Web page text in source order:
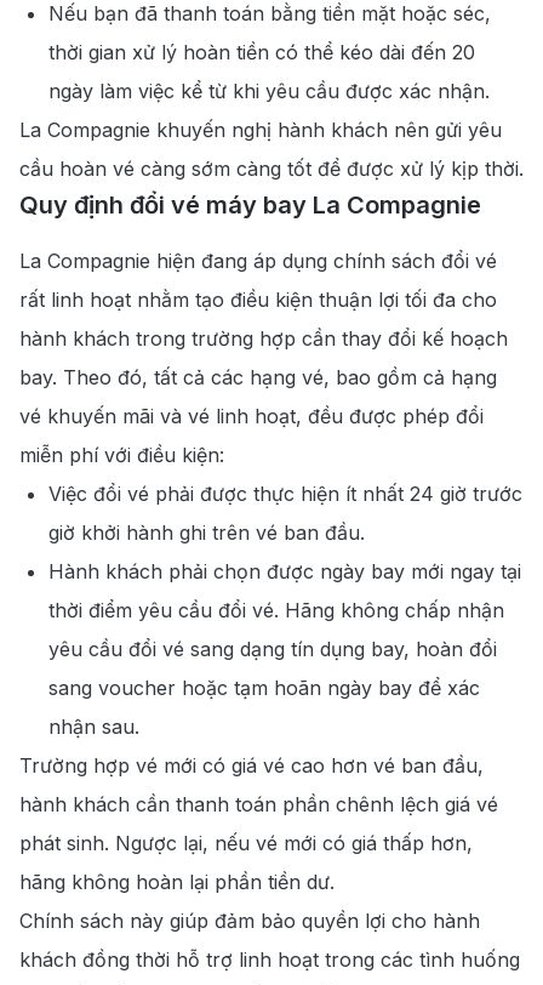
Nếu bạn đã thanh toán bằng tiền mặt hoặc séc,
thời gian xử lý hoàn tiền có thể kéo dài đến 20
ngày làm việc kể từ khi yêu cầu được xác nhận.
La Compagnie khuyến nghị hành khách nên gửi yêu
cầu hoàn vé càng sớm càng tốt để được xử lý kịp thời.
Quy định đổi vé máy bay La Compagnie
La Compagnie hiện đang áp dụng chính sách đổi vé
rất linh hoạt nhằm tạo điều kiện thuận lợi tối đa cho
hành khách trong trường hợp cần thay đổi kế hoạch
bay. Theo đó, tất cả các hạng vé, bao gồm cả hạng
vé khuyến mãi và vé linh hoạt, đều được phép đổi
miễn phí với điều kiện:
Việc đổi vé phải được thực hiện ít nhất 24 giờ trước
giờ khởi hành ghi trên vé ban đầu.
Hành khách phải chọn được ngày bay mới ngay tại
thời điểm yêu cầu đổi vé. Hãng không chấp nhận
yêu cầu đổi vé sang dạng tín dụng bay, hoàn đổi
sang voucher hoặc tạm hoãn ngày bay để xác
nhận sau.
Trường hợp vé mới có giá vé cao hơn vé ban đầu,
hành khách cần thanh toán phần chênh lệch giá vé
phát sinh. Ngược lại, nếu vé mới có giá thấp hơn,
hãng không hoàn lại phần tiền dư.
Chính sách này giúp đảm bảo quyền lợi cho hành
khách đồng thời hỗ trợ linh hoạt trong các tình huống